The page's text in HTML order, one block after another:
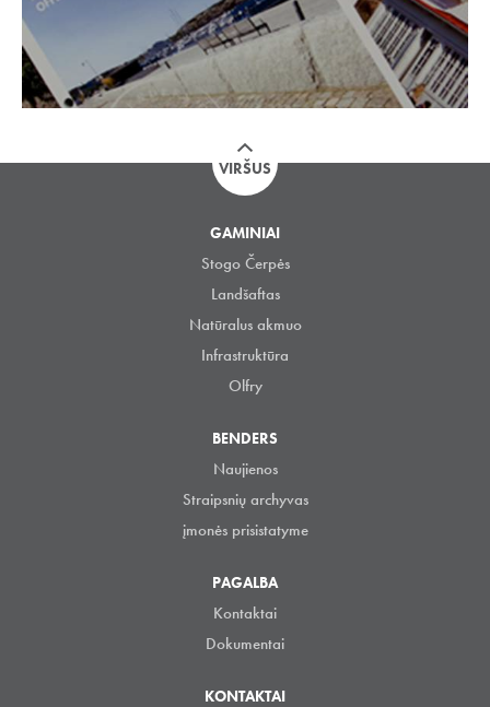
VIRŠUS
GAMINIAI
Stogo Čerpės
Landšaftas
Natūralus akmuo
Infrastruktūra
Olfry
BENDERS
Naujienos
Straipsnių archyvas
įmonės prisistatyme
PAGALBA
Kontaktai
Dokumentai
KONTAKTAI